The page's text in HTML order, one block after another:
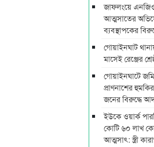
জাফলংয়ে
আত্মসাতের
ব্যবস্থাপকের
গোয়াইনঘাট
মাসেই রেঞ্জের
গোয়াইনঘাটে
প্রাণনাশের
জনের বিরুদ্ধে
ইউকে ওয়ার্ক
কোটি ৬০ লাখ
আত্মসাৎ: স্ত্রী